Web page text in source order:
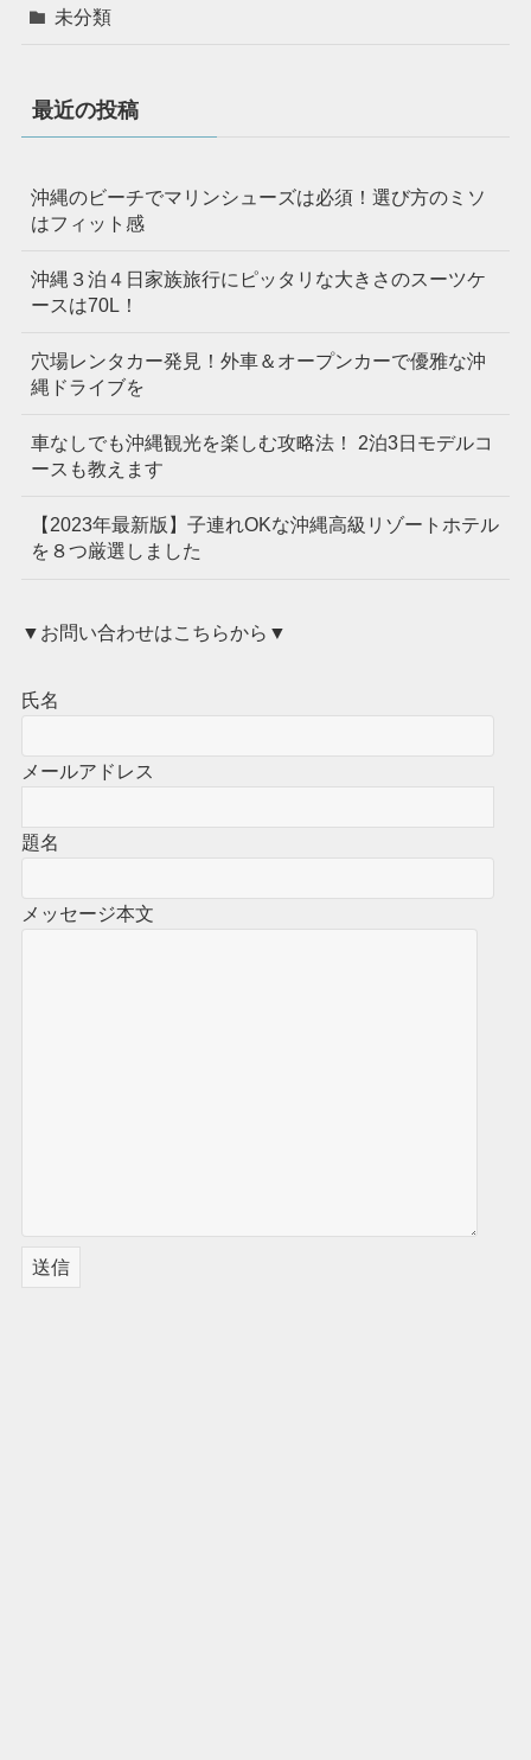
未分類
最近の投稿
沖縄のビーチでマリンシューズは必須！選び方のミソ
はフィット感
沖縄３泊４日家族旅行にピッタリな大きさのスーツケ
ースは70L！
穴場レンタカー発見！外車＆オープンカーで優雅な沖
縄ドライブを
車なしでも沖縄観光を楽しむ攻略法！ 2泊3日モデルコ
ースも教えます
【2023年最新版】子連れOKな沖縄高級リゾートホテル
を８つ厳選しました
▼お問い合わせはこちらから▼
氏名
メールアドレス
題名
メッセージ本文